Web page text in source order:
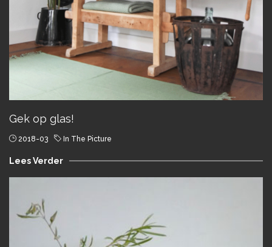
Gek op glas!
2018-03 In The Picture
Lees Verder